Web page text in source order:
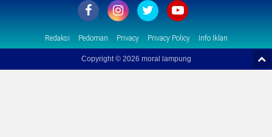
Redaksi Pedoman Privacy Privacy Policy Info Iklan
Copyright © 2026 moral lampung